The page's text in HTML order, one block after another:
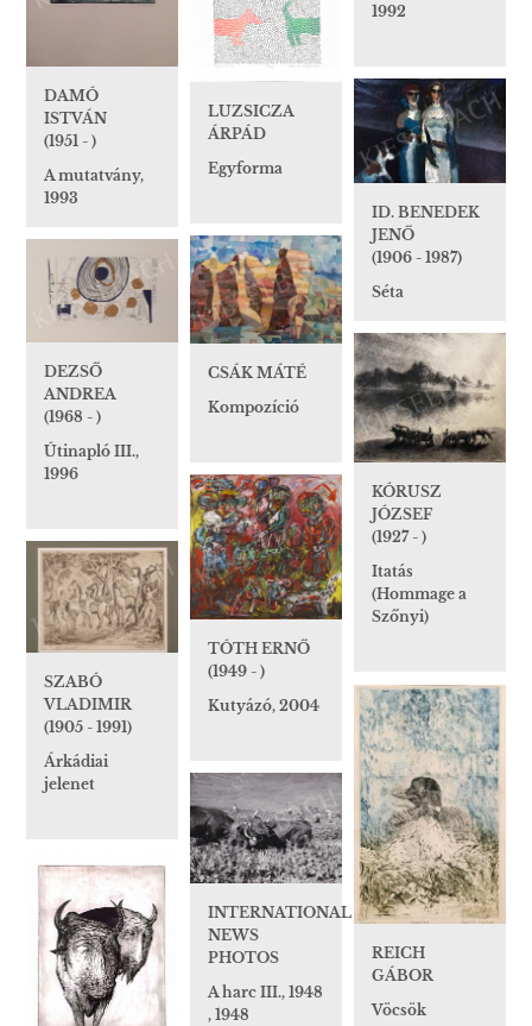
1992
DAMÓ
ISTVÁN
(1951 - )
A mutatvány,
1993
LUZSICZA
ÁRPÁD
Egyforma
ID. BENEDEK
JENŐ
(1906 - 1987)
Séta
CSÁK MÁTÉ
Kompozíció
DEZSŐ
ANDREA
(1968 - )
Útinapló III.,
1996
KÓRUSZ
JÓZSEF
(1927 - )
Itatás
(Hommage a
Szőnyi)
TÓTH ERNŐ
(1949 - )
Kutyázó, 2004
SZABÓ
VLADIMIR
(1905 - 1991)
Árkádiai
jelenet
REICH
GÁBOR
Vöcsök
INTERNATIONAL
NEWS
PHOTOS
A harc III., 1948
, 1948